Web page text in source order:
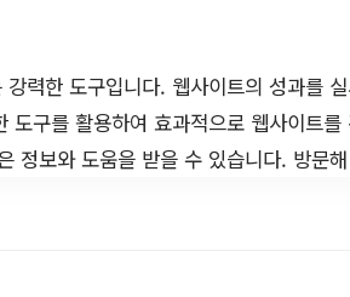
력한 도구입니다. 웹사이트의 성과를
구를 활용하여 효과적으로 웹사이트
정보와 도움을 받을 수 있습니다. 방문